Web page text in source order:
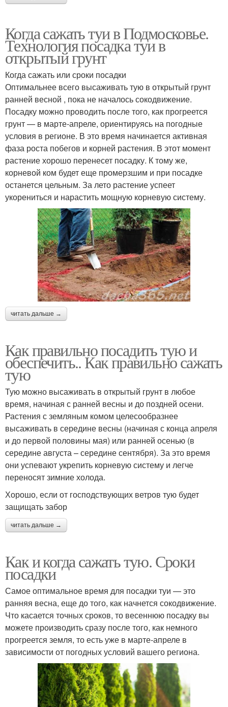
Когда сажать туи в Подмосковье.
Технология посадка туи в
открытый грунт
Когда сажать или сроки посадки
Оптимальнее всего высаживать тую в открытый грунт
ранней весной , пока не началось сокодвижение.
Посадку можно проводить после того, как прогреется
грунт — в марте-апреле, ориентируясь на погодные
условия в регионе. В это время начинается активная
фаза роста побегов и корней растения. В этот момент
растение хорошо перенесет посадку. К тому же,
корневой ком будет еще промерзшим и при посадке
останется цельным. За лето растение успеет
укорениться и нарастить мощную корневую систему.
читать дальше →
Как правильно посадить тую и
обеспечить.. Как правильно сажать
тую
Тую можно высаживать в открытый грунт в любое
время, начиная с ранней весны и до поздней осени.
Растения с земляным комом целесообразнее
высаживать в середине весны (начиная с конца апреля
и до первой половины мая) или ранней осенью (в
середине августа – середине сентября). За это время
они успевают укрепить корневую систему и легче
переносят зимние холода.
Хорошо, если от господствующих ветров тую будет
защищать забор
читать дальше →
Как и когда сажать тую. Сроки
посадки
Самое оптимальное время для посадки туи — это
ранняя весна, еще до того, как начнется сокодвижение.
Что касается точных сроков, то весеннюю посадку вы
можете производить сразу после того, как немного
прогреется земля, то есть уже в марте-апреле в
зависимости от погодных условий вашего региона.